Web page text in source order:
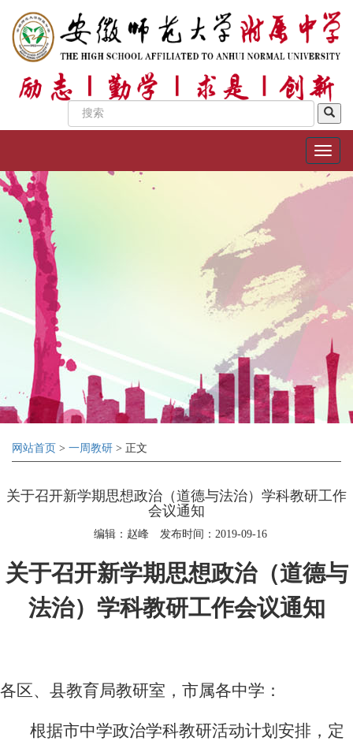
网站首页 > 一周教研 > 正文
关于召开新学期思想政治（道德与法治）学科教研工作
会议通知
编辑：赵峰 发布时间：2019-09-16
关于召开新学期思想政治（道德与
法治）学科教研工作会议通知
各区、县教育局教研室，市属各中学：
根据市中学政治学科教研活动计划安排，定